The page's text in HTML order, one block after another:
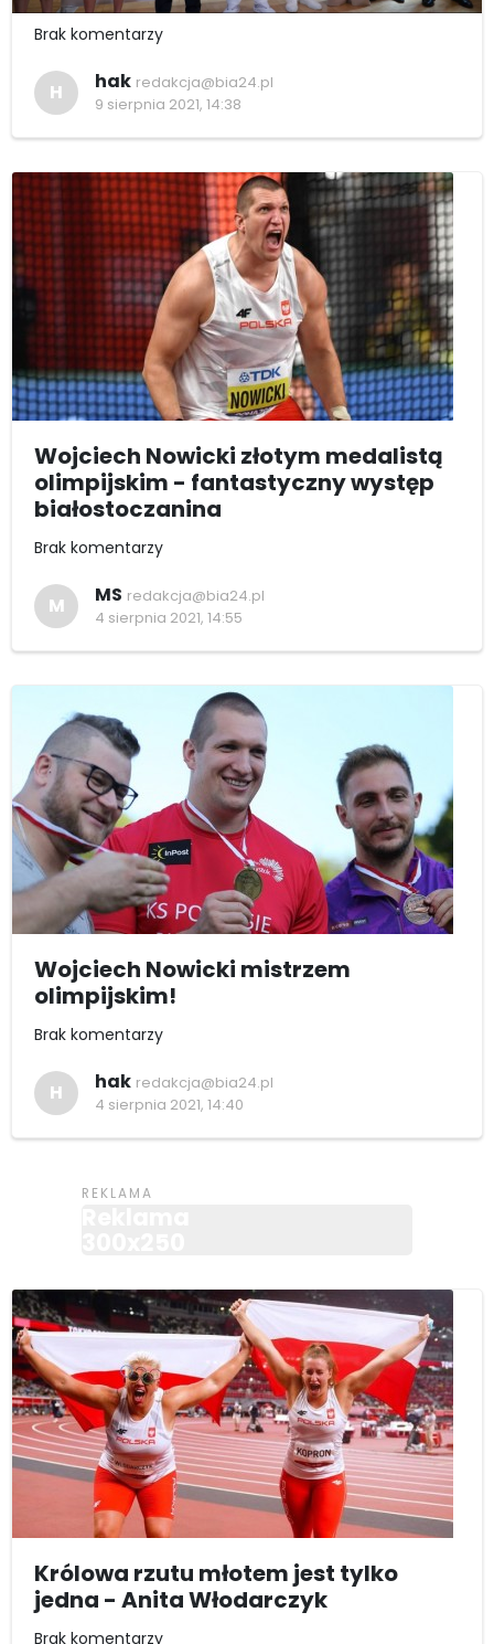
Brak komentarzy
H hak redakcja@bia24.pl
9 sierpnia 2021, 14:38
Wojciech Nowicki złotym medalistą
olimpijskim - fantastyczny występ
białostoczanina
Brak komentarzy
M MS redakcja@bia24.pl
4 sierpnia 2021, 14:55
Wojciech Nowicki mistrzem
olimpijskim!
Brak komentarzy
H hak redakcja@bia24.pl
4 sierpnia 2021, 14:40
Królowa rzutu młotem jest tylko
jedna - Anita Włodarczyk
Brak komentarzy